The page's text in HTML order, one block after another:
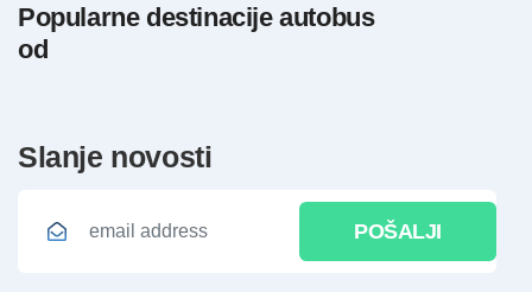
Popularne destinacije autobus
od
slanje novosti
POŠALJI